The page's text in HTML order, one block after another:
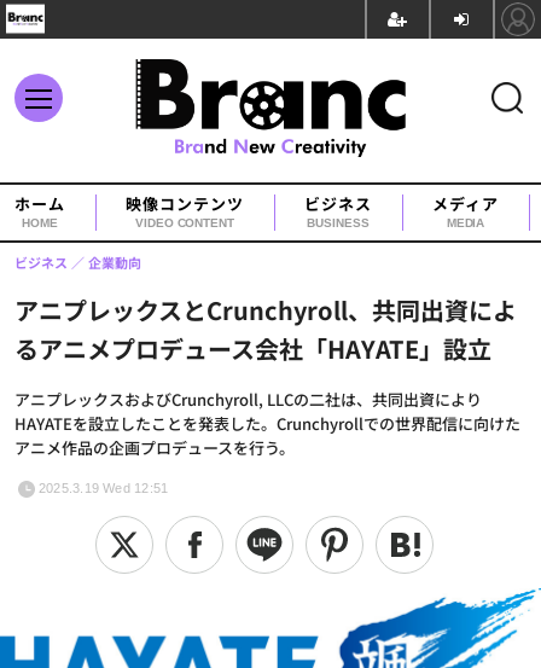
ホーム
HOME
映像コンテンツ
VIDEO CONTENT
ビジネス
BUSINESS
メディア
MEDIA
アニプレックスとCrunchyroll、共同出資によ
るアニメプロデュース会社「HAYATE」設立
アニプレックスおよびCrunchyroll, LLCの二社は、共同出資により
HAYATEを設立したことを発表した。Crunchyrollでの世界配信に向けた
アニメ作品の企画プロデュースを行う。
ビジネス 企業動向
2025.3.19 Wed 12:51